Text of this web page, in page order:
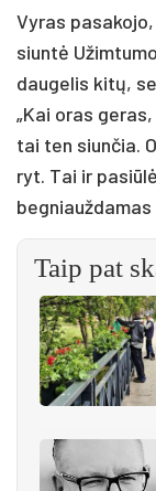
Vy­ras
siun­tė
dau­ge­lis ki­tų,
„Kai oras
tai ten siun­čia.
ryt. Tai ir
Taip pat